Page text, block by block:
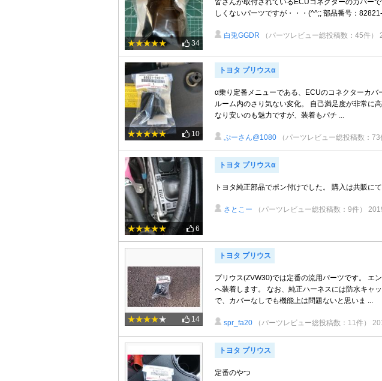
34
皆さんが取付されているECUコネクターのカバー
しくないパーツですが・・・(^^;; 部品番号：
白兎GGDR （パーツレビュー総投稿数：45件）
10
トヨタ プリウスα
α乗り定番メニューである、ECUのコネクターカバ
ルーム内のさり気ない変化。 自己満足度が非常に
なり安いのも魅力ですが、装着もパチ ...
ぷーさん@1080 （パーツレビュー総投稿数：73
6
トヨタ プリウスα
トヨタ純正部品でポン付けでした。 購入は共販に
さとこー （パーツレビュー総投稿数：9件）
14
トヨタ プリウス
プリウス(ZVW30)では定番の流用パーツです。 エ
へ装着します。 なお、純正ハーネスには防水キャ
で、カバーなしでも機能上は問題ないと思いま ...
spr_fa20 （パーツレビュー総投稿数：11件）
トヨタ プリウス
定番のやつ